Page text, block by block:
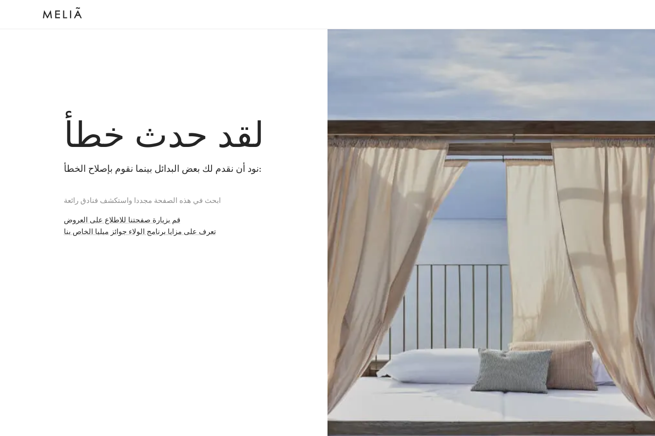
لقد حدث خطأ
نود أن نقدم لك بعض البدائل بينما نقوم بإصلاح الخطأ:
ابحث في هذه الصفحة مجددا واستكشف فنادق رائعة
قم بزيارة صفحتنا للاطلاع على العروض
تعرف على مزايا برنامج الولاء جوائز ميليا الخاص بنا